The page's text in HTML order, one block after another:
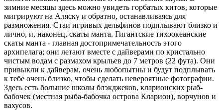
зимние месяцы здесь можно увидеть горбатых китов, которые
мигрируют на Аляску и обратно, останавливаясь для
размножения. Стаи игривых дельфинов подплывают близко и
лично, и, наконец, скаты манта. Гигантские тихоокеанские
скаты манта - главная достопримечательность этого
архипелага; они летают вместе с дайверами по кристально
чистым водам с размахом крыльев до 7 метров (22 фута). Они
привыкли к дайверам, очень любопытны и будут подплывать
к тебе очень близко, чтобы сделать невероятные фотографии.
Здесь есть большие школы блэкджеков, кларионских рыб-
бабочек (местная рыба-бабочка острова Кларион), ворчунов и
вахусов.